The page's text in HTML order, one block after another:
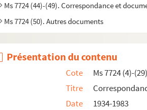
Ms 7724 (44)-(49). Correspondance et
Ms 7724 (50). Autres documents
Présentation du contenu
Cote
Ms 7724 (4)-
Titre
Date
1934-1983